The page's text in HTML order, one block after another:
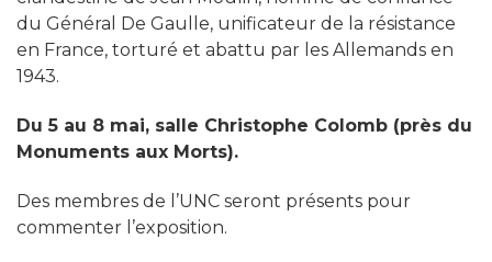
du Général De Gaulle, unificateur de la résistance
en France, torturé et abattu par les Allemands en
1943.
Du 5 au 8 mai, salle Christophe Colomb (près du
Monuments aux Morts).
Des membres de l’UNC seront présents pour
commenter l’exposition.